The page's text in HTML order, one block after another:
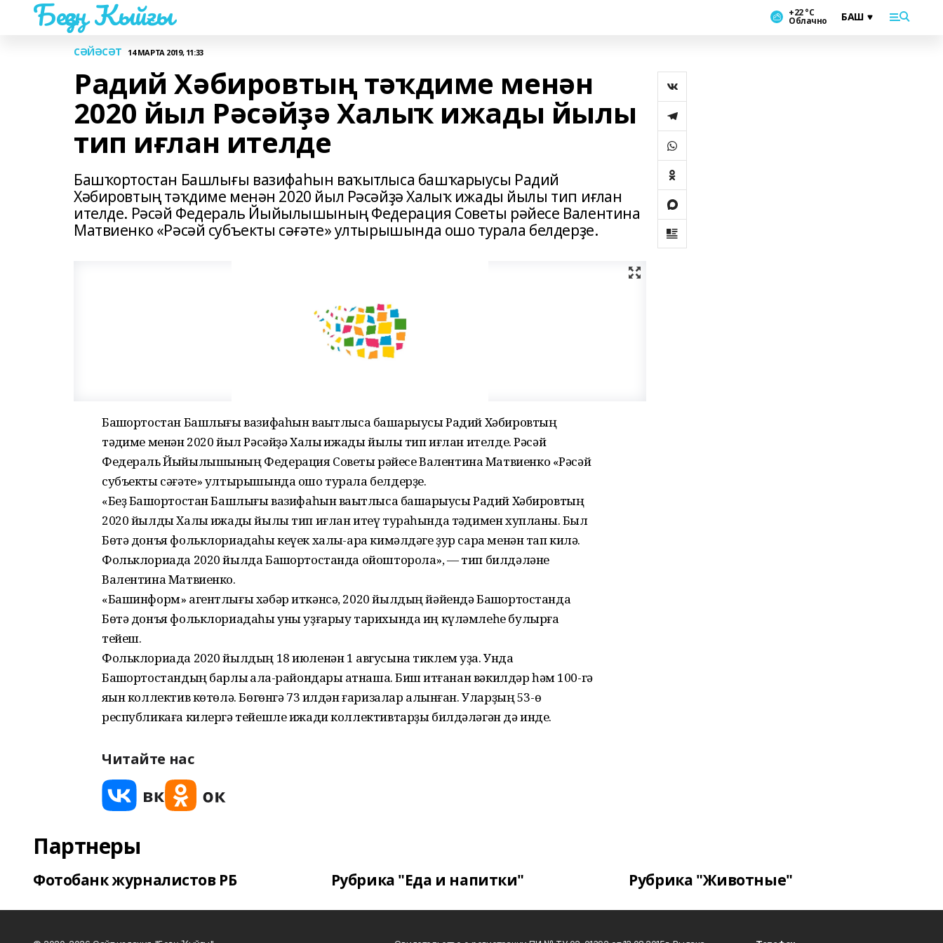
Беҙҙең Ҡыйғы +22 °С
Облачно
СӘЙӘСӘТ 14 МАРТА 2019, 11:33
Радий Хәбировтың тәҡдиме менән
2020 йыл Рәсәйҙә Халыҡ ижады йылы
тип иғлан ителде
Башҡортостан Башлығы вазифаһын ваҡытлыса башҡарыусы Радий
Хәбировтың тәҡдиме менән 2020 йыл Рәсәйҙә Халыҡ ижады йылы тип иғлан
ителде. Рәсәй Федераль Йыйылышының Федерация Советы рәйесе Валентина
Матвиенко «Рәсәй субъекты сәғәте» ултырышында ошо турала белдерҙе.
Башҡортостан Башлығы вазифаһын ваҡытлыса башҡарыусы Радий Хәбировтың
тәҡдиме менән 2020 йыл Рәсәйҙә Халыҡ ижады йылы тип иғлан ителде. Рәсәй
Федераль Йыйылышының Федерация Советы рәйесе Валентина Матвиенко «Рәсәй
субъекты сәғәте» ултырышында ошо турала белдерҙе.
«Беҙ Башҡортостан Башлығы вазифаһын ваҡытлыса башҡарыусы Радий Хәбировтың
2020 йылды Халыҡ ижады йылы тип иғлан итеү тураһында тәҡдимен хупланыҡ. Был
Бөтә донъя фольклориадаһы кеүек халыҡ-ара кимәлдәге ҙур сара менән тап килә.
Фольклориада 2020 йылда Башҡортостанда ойошторола», — тип билдәләне
Валентина Матвиенко.
«Башинформ» агентлығы хәбәр иткәнсә, 2020 йылдың йәйендә Башҡортостанда
Бөтә донъя фольклориадаһы уны уҙғарыу тарихында иң күләмлеһе булырға
тейеш.
Фольклориада 2020 йылдың 18 июленән 1 авгусына тиклем уҙа. Унда
Башҡортостандың барлыҡ ҡала-райондары ҡатнаша. Биш ҡитғанан вәкилдәр һәм 100-гә
яҡын коллектив көтөлә. Бөгөнгә 73 илдән ғаризалар алынған. Уларҙың 53-ө
республикаға килергә тейешле ижади коллективтарҙы билдәләгән дә инде.
Читайте нас
Партнеры
Фотобанк журналистов РБ Рубрика "Еда и напитки" Рубрика "Животные"